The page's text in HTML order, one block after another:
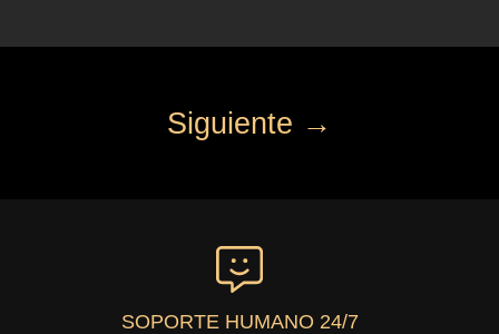
Siguiente →
SOPORTE HUMANO 24/7